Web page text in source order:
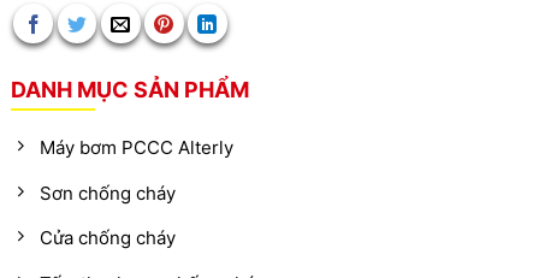
DANH MỤC SẢN PHẨM
Máy bơm PCCC Alterly
Sơn chống cháy
Cửa chống cháy